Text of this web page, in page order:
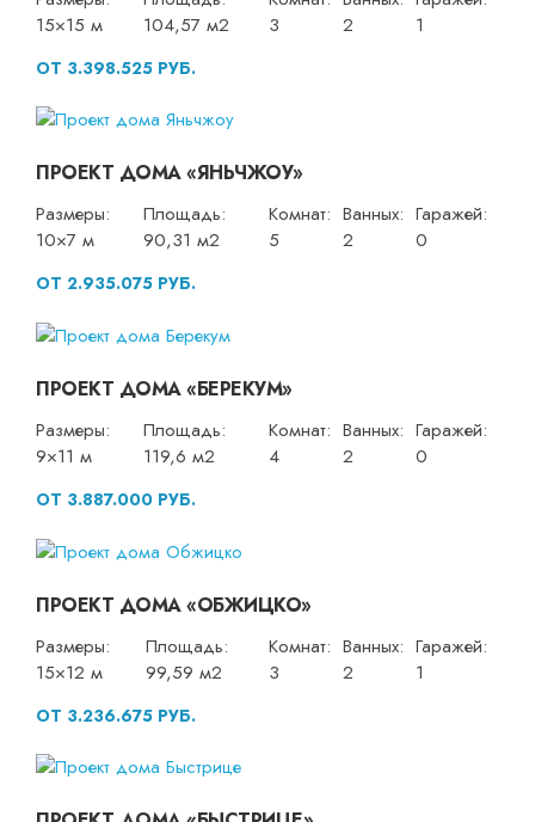
15×15 м
104,57 м2
3
2
1
ОТ 3.398.525 РУБ.
ПРОЕКТ ДОМА «ЯНЬЧЖОУ»
Размеры:
10×7 м
Площадь:
90,31 м2
Комнат:
5
Ванных:
2
Гаражей:
0
ОТ 2.935.075 РУБ.
ПРОЕКТ ДОМА «БЕРЕКУМ»
Размеры:
9×11 м
Площадь:
119,6 м2
Комнат:
4
Ванных:
2
Гаражей:
0
ОТ 3.887.000 РУБ.
ПРОЕКТ ДОМА «ОБЖИЦКО»
Размеры:
15×12 м
Площадь:
99,59 м2
Комнат:
3
Ванных:
2
Гаражей:
1
ОТ 3.236.675 РУБ.